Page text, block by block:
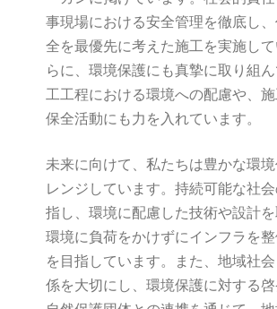
事現場における安全管理を徹底し
全を最優先に考えた施工を実施し
らに、環境保護にも真摯に取り組
工工程における環境への配慮や、
保全活動にも力を入れています。
未来に向けて、私たちは豊かな環
レンジしています。持続可能な社
指し、環境に配慮した技術や設計を
環境に負荷をかけずにインフラを
を目指しています。また、地域社
係を大切にし、環境保護に対する啓